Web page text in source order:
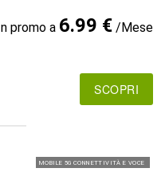
In promo a 6.99 €/Mese
SCOPRI
MOBILE 5G CONNETTIVITÀ E VOCE